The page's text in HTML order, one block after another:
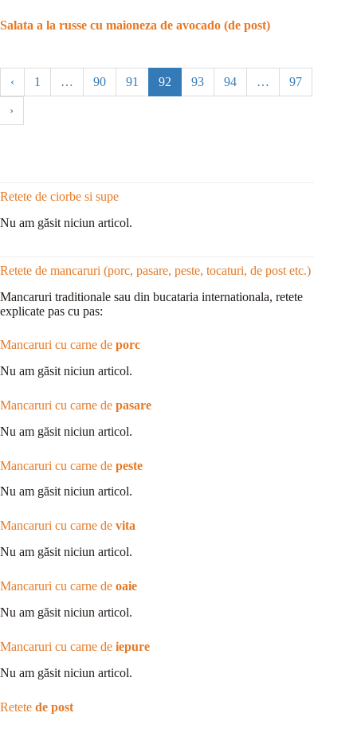
Salata a la russe cu maioneza de avocado (de post)
‹ 1 … 90 91 92 93 94 … 97
›
Retete de ciorbe si supe
Nu am găsit niciun articol.
Retete de mancaruri (porc, pasare, peste, tocaturi, de post etc.)
Mancaruri traditionale sau din bucataria internationala, retete
explicate pas cu pas:
Mancaruri cu carne de porc
Nu am găsit niciun articol.
Mancaruri cu carne de pasare
Nu am găsit niciun articol.
Mancaruri cu carne de peste
Nu am găsit niciun articol.
Mancaruri cu carne de vita
Nu am găsit niciun articol.
Mancaruri cu carne de oaie
Nu am găsit niciun articol.
Mancaruri cu carne de iepure
Nu am găsit niciun articol.
Retete de post